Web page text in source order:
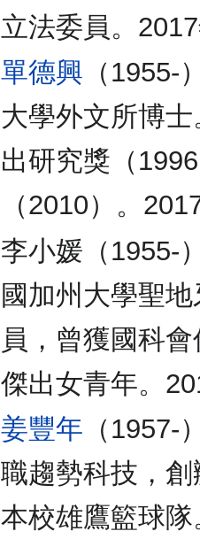
立法委員。
單德興 （
大學外文所博
出研究獎（
（2010）。
李小媛（1955-
國加州大學聖
員，曾獲國科
傑出女青年。
姜豐年 （
職趨勢科技，
本校雄鷹籃球